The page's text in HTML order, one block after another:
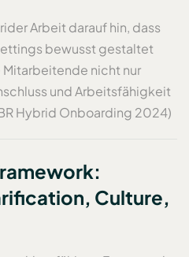
Arbeit darauf hin, dass
bewusst gestaltet
nicht nur
und Arbeitsfähigkeit
Hybrid Onboarding 2024)
Culture,